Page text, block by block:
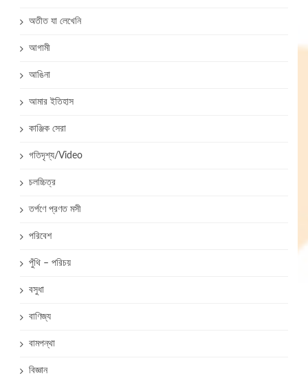
অতীত যা লেখেনি
আগামী
আঙিনা
আমার ইতিহাস
কাঞ্জিক সেরা
গতিদৃশ্য/Video
চলচ্চিত্র
তর্পণে প্রণত মসী
পরিবেশ
পুঁথি – পরিচয়
বসুধা
বাণিজ্য
বামপন্থা
বিজ্ঞান